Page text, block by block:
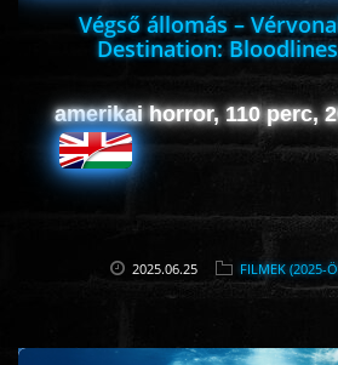
ANIMÁCIÓS
FANTASY
Végső állomás –
Destination:
amerikai horror, 110 perc,
2025.06.25 FILMEK (2025-